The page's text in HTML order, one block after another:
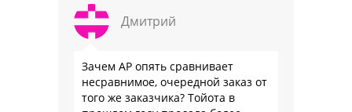
быть уверенным, что она меня
везде довезет и …
Дмитрий
Зачем АР опять сравнивает
несравнимое, очередной заказ от
того же заказчика? Тойота в